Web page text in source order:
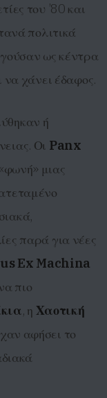
του ’80 και
πολιτικά
ως κέντρα
να χάνει έδαφος.
ή
Οι Panx
μιας
παρά για νέες
Ex Machina
πιο
, η Χαοτική
αφήσει το